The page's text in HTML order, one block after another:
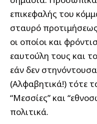
επικεφαλής του
σταυρό
οι οποίοι και
εαυτούλη τους και
εάν δεν
(Αλφαβητικά!) τότε
“Μεσσίες” και
πολιτικά.